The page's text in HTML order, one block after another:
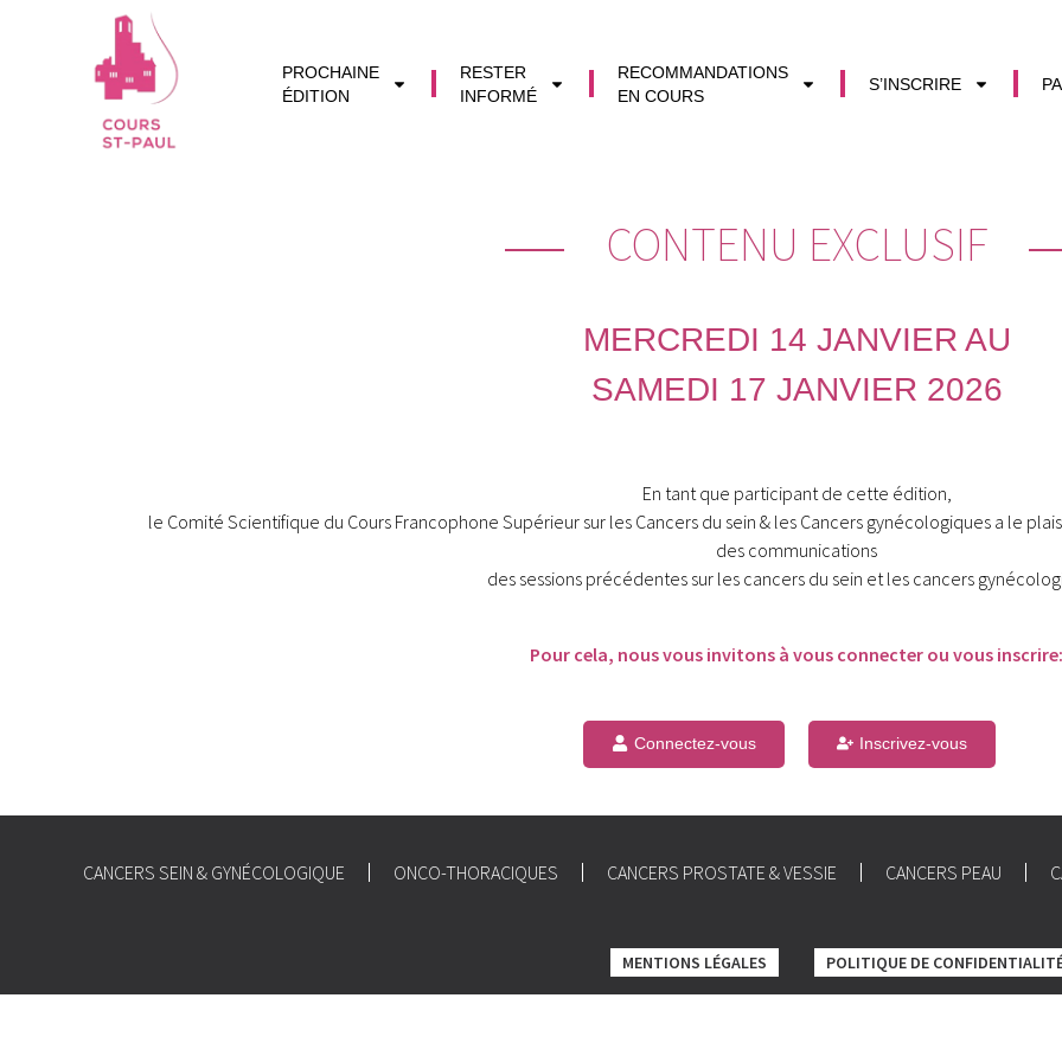
PROCHAINE
ÉDITION
RESTER
INFORMÉ
RECOMMANDATIONS
EN COURS
S’INSCRIRE
CONTENU EXCLUSIF
MERCREDI 14 JANVIER AU
SAMEDI 17 JANVIER 2026
En tant que participant de cette édition,
le Comité Scientifique du Cours Francophone Supérieur sur les Cancers du sein & les Cancers gynécologiques a le
des communications
des sessions précédentes sur les cancers du sein et les cancers
Pour cela, nous vous invitons à vous connecter ou vous inscrire:
Connectez-vous Inscrivez-vous
CANCERS SEIN & GYNÉCOLOGIQUE ONCO-THORACIQUES CANCERS PROSTATE & VESSIE CANCERS PEAU
MENTIONS LÉGALES POLITIQUE DE